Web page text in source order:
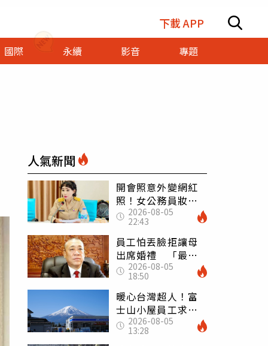
下載 APP
國際 永續 影音 專題
人氣新聞
開會照意外變網紅
照！女公務員妝容
掀2千則留言 本人
怒嗆：化妝有錯嗎
2026-08-05
22:43
員工怕丟臉拒讓母
出席婚禮 「最愛
發錢老闆」震怒開
除：我看不起你
2026-08-05
18:50
暖心台灣超人！富
士山小屋員工求助
「想活下去」 山
友狂背物資上山：
2026-08-05
13:28